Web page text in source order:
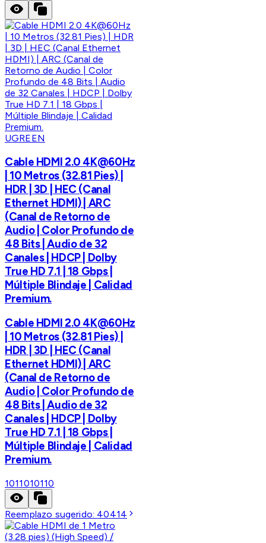
UGREEN
Cable HDMI 2.0 4K@60Hz
| 10 Metros (32.81 Pies) |
HDR | 3D | HEC (Canal
Ethernet HDMI) | ARC
(Canal de Retorno de
Audio | Color Profundo de
48 Bits | Audio de 32
Canales | HDCP | Dolby
True HD 7.1 | 18 Gbps |
Múltiple Blindaje | Calidad
Premium.
Cable HDMI 2.0 4K@60Hz
| 10 Metros (32.81 Pies) |
HDR | 3D | HEC (Canal
Ethernet HDMI) | ARC
(Canal de Retorno de
Audio | Color Profundo de
48 Bits | Audio de 32
Canales | HDCP | Dolby
True HD 7.1 | 18 Gbps |
Múltiple Blindaje | Calidad
Premium.
1011010110
Reemplazo sugerido: 40414